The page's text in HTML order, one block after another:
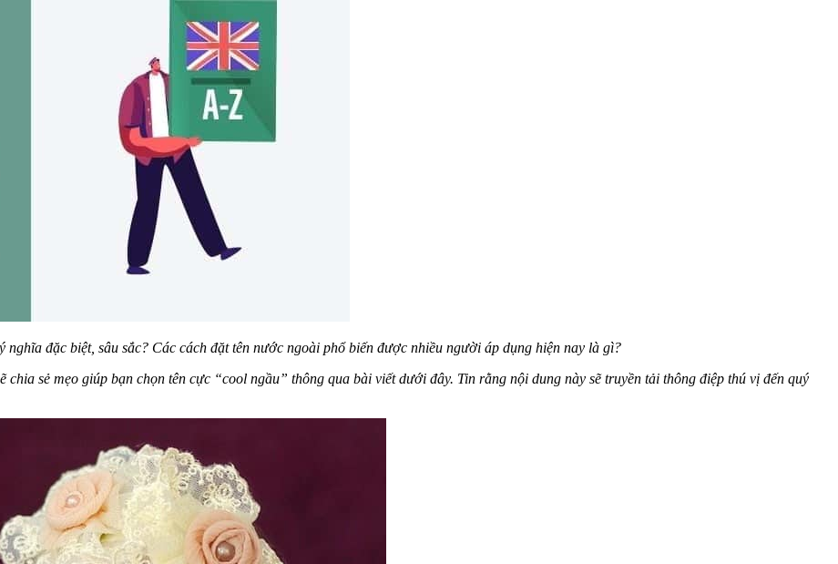
nghĩa đặc biệt, sâu sắc? Các cách đặt tên nước ngoài phổ biến được nhiều người áp dụng hiện nay là gì?
sẻ mẹo giúp bạn chọn tên cực “cool ngầu” thông qua bài viết dưới đây. Tin rằng nội dung này sẽ truyền tải thông điệp thú vị đến quý